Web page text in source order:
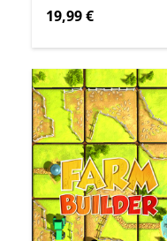
19,99 €
19,99 €